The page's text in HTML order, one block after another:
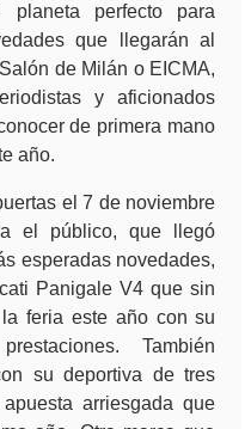
perfecto para
que llegarán al
de Milán o EICMA,
y aficionados
de primera mano
año.
el 7 de noviembre
el público, que llegó
esperadas novedades,
Panigale V4 que sin
feria este año con su
También
su deportiva de tres
arriesgada que